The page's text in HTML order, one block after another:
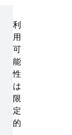
利
用
可
能
性
は
限
定
的